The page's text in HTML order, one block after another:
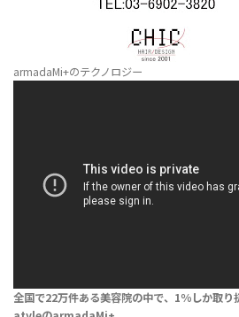
armadaMi+のテクノロジー
全国で22万件ある美容院の中で、1％しか取り